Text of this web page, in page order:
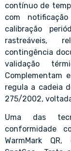
contínuo de
com
calibração
rastreáveis,
contingência
validação
Complementam
regula a cadeia
275/2002,
Uma das
conformidade
WarmMark QR,